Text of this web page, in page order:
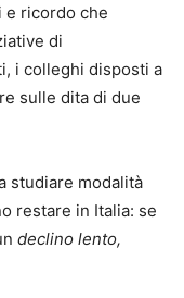
e ricordo che
di
i colleghi disposti a
sulle dita di due
studiare modalità
restare in Italia: se
declino lento,